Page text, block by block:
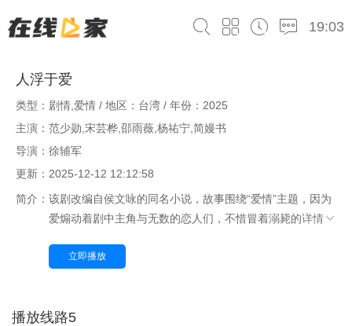
19:03
人浮于爱
类型：剧情,爱情 / 地区：台湾 / 年份：2025
主演：范少勋,宋芸桦,邵雨薇,杨祐宁,简嫚书
导演：徐辅军
更新：2025-12-12 12:12:58
简介： 该剧改编自侯文咏的同名小说，故事围绕“爱情”主题，因为
爱煽动着剧中主角与无数的恋人们，不惜冒着溺毙的详情
立即播放
播放线路5